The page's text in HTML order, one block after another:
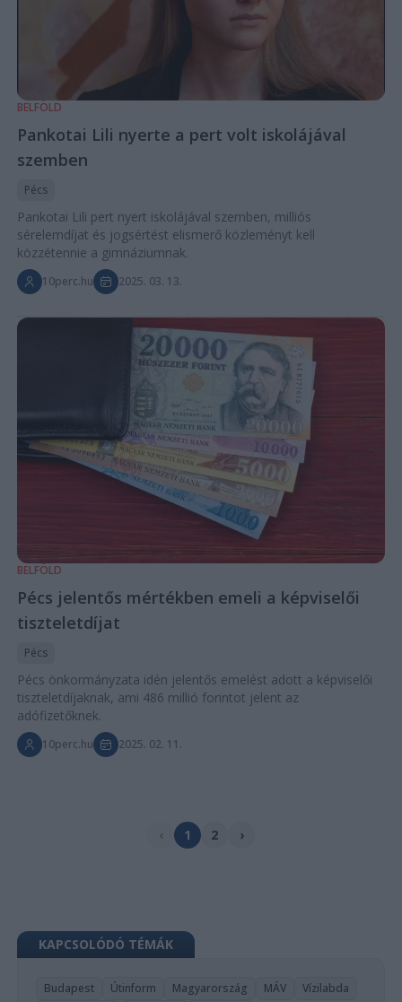
BELFÖLD
Pankotai Lili nyerte a pert volt iskolájával
szemben
Pécs
Pankotai Lili pert nyert iskolájával szemben, milliós
sérelemdíjat és jogsértést elismerő közleményt kell
közzétennie a gimnáziumnak.
10perc.hu 2025. 03. 13.
BELFÖLD
Pécs jelentős mértékben emeli a képviselői
tiszteletdíjat
Pécs
Pécs önkormányzata idén jelentős emelést adott a képviselői
tiszteletdíjaknak, ami 486 millió forintot jelent az
adófizetőknek.
10perc.hu 2025. 02. 11.
‹ 1 2 ›
KAPCSOLÓDÓ TÉMÁK
Budapest Útinform Magyarország MÁV
Vízilabda